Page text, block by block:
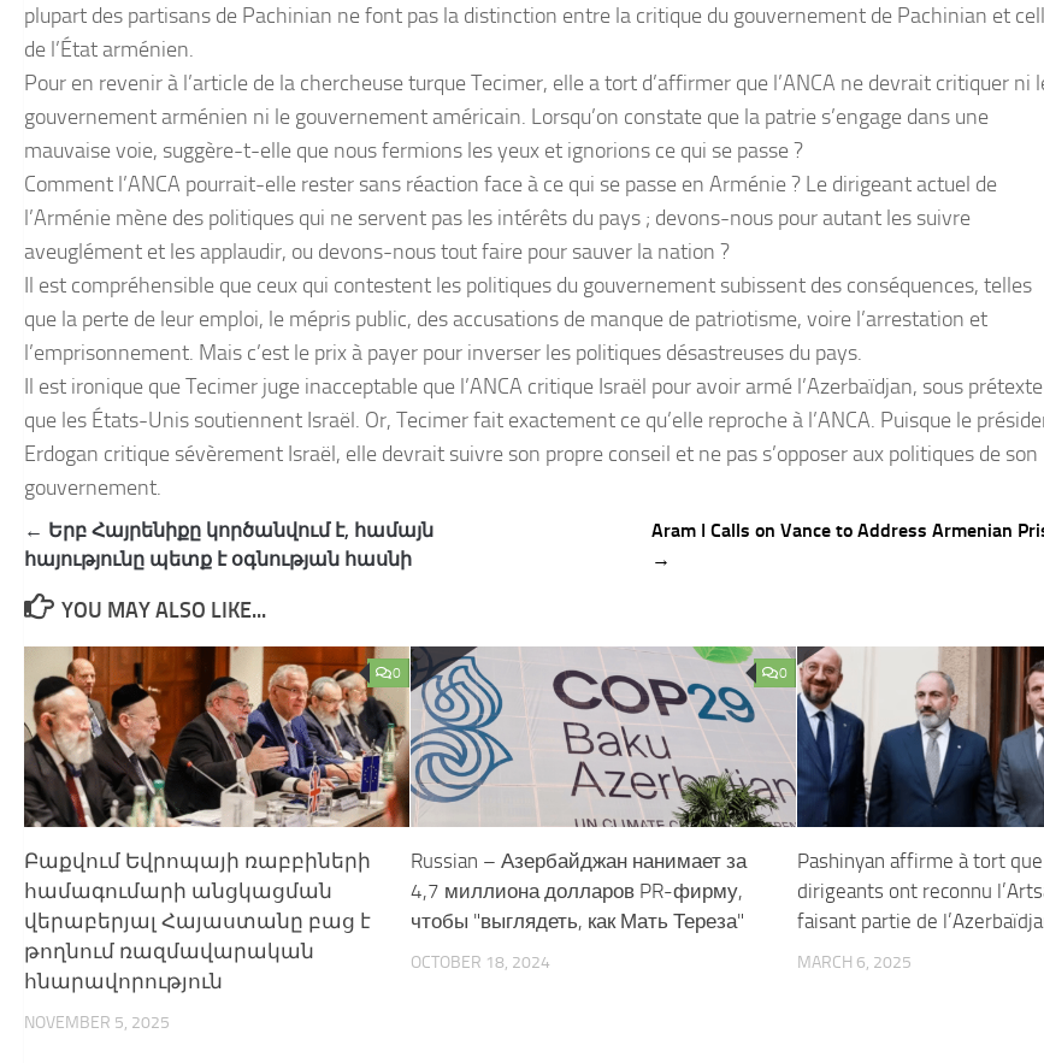
plupart des partisans de Pachinian ne font pas la distinction entre la critique du gouvernement de Pachinian et
de l’État arménien.
Pour en revenir à l’article de la chercheuse turque Tecimer, elle a tort d’affirmer que l’ANCA ne devrait critiquer ni
gouvernement arménien ni le gouvernement américain. Lorsqu’on constate que la patrie s’engage dans une
mauvaise voie, suggère-t-elle que nous fermions les yeux et ignorions ce qui se passe ?
Comment l’ANCA pourrait-elle rester sans réaction face à ce qui se passe en Arménie ? Le dirigeant actuel de
l’Arménie mène des politiques qui ne servent pas les intérêts du pays ; devons-nous pour autant les suivre
aveuglément et les applaudir, ou devons-nous tout faire pour sauver la nation ?
Il est compréhensible que ceux qui contestent les politiques du gouvernement subissent des conséquences, telles
que la perte de leur emploi, le mépris public, des accusations de manque de patriotisme, voire l’arrestation et
l’emprisonnement. Mais c’est le prix à payer pour inverser les politiques désastreuses du pays.
Il est ironique que Tecimer juge inacceptable que l’ANCA critique Israël pour avoir armé l’Azerbaïdjan, sous prétexte
que les États-Unis soutiennent Israël. Or, Tecimer fait exactement ce qu’elle reproche à l’ANCA. Puisque le
Erdogan critique sévèrement Israël, elle devrait suivre son propre conseil et ne pas s’opposer aux politiques de son
gouvernement.
Post
navigation
← Երբ Հայրեն​իքը կործանվում է, համայն
հայությունը պետք է օգնության հասնի
Aram I Calls on Vance to Address Armenian
→
YOU MAY ALSO LIKE...
0
Բաքվում Եվրոպայի ռաբբիների
համագումարի անցկացման
վերաբերյալ Հայաստանը բաց է
թողնում ռազմավարական
հնարավորություն
NOVEMBER 5, 2025
0
Russian – Азербайджан нанимает за
4,7 миллиона долларов PR-фирму,
чтобы "выглядеть, как Мать Тереза"
OCTOBER 18, 2024
Pashinyan affirme à tort
dirigeants ont reconnu
faisant partie de
MARCH 6, 2025